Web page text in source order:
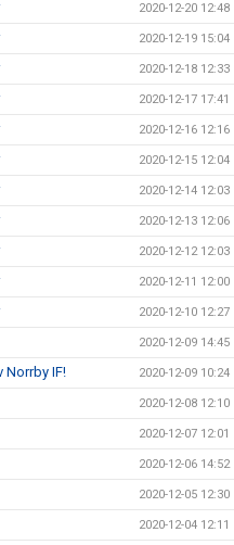
2020-12-20 12:48
2020-12-19 15:04
2020-12-18 12:33
2020-12-17 17:41
2020-12-16 12:16
2020-12-15 12:04
2020-12-14 12:03
2020-12-13 12:06
2020-12-12 12:03
2020-12-11 12:00
2020-12-10 12:27
2020-12-09 14:45
Norrby IF! 2020-12-09 10:24
2020-12-08 12:10
2020-12-07 12:01
2020-12-06 14:52
2020-12-05 12:30
2020-12-04 12:11